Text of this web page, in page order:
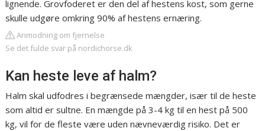
lignende. Grovfoderet er den del af hestens kost, som gerne
skulle udgøre omkring 90% af hestens ernæring.
Anmodning om fjernelse
Se det fulde svar på nordichorse.dk
Kan heste leve af halm?
Halm skal udfodres i begrænsede mængder, især til de heste
som altid er sultne. En mængde på 3-4 kg til en hest på 500
kg, vil for de fleste være uden nævneværdig risiko. Det er